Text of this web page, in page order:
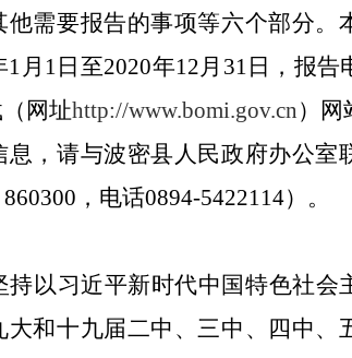
需要报告的事项等六个部分。
1月1日至2020年12月31日，报
网址http://www.bomi.gov.cn）网
，请与波密县人民政府办公室
，电话0894-5422114）。
持以习近平新时代中国特色社会
和十九届二中、三中、四中、